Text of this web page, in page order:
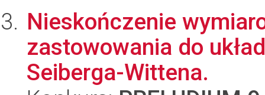
Nieskończenie
zastowowania do
Seiberga-Wittena.